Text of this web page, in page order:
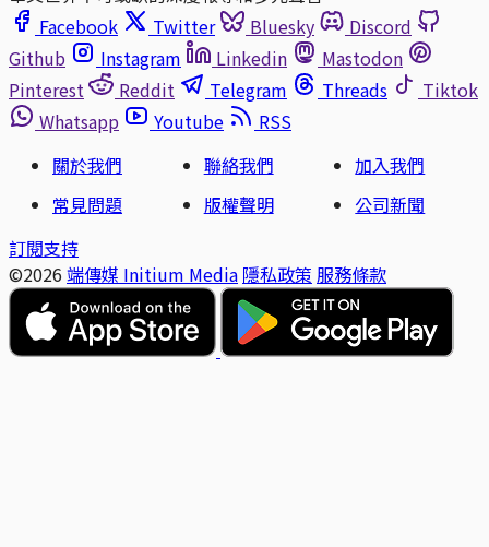
Facebook
Twitter Bluesky
Discord
Github
Instagram Linkedin
Mastodon
Pinterest
Reddit Telegram Threads
Tiktok
Whatsapp
Youtube
RSS
關於我們
聯絡我們
加入我們
常見問題
版權聲明
公司新聞
訂閱支持
©2026 端傳媒 Initium Media 隱私政策 服務條款